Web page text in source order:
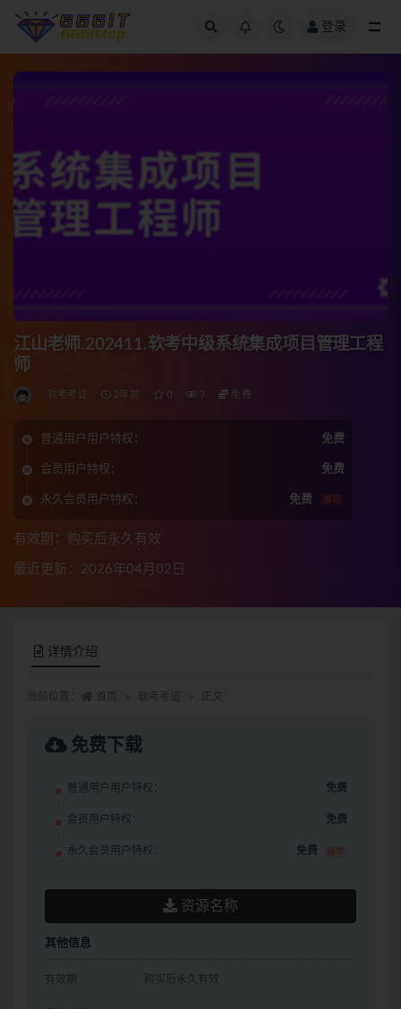
登录
江山老师.202411.软考中级系统集成项目管理工程
师
软考考证 2年前 0 7 免费
普通用户用户特权： 免费
会员用户特权： 免费
永久会员用户特权： 免费 推荐
有效期：购买后永久有效
最近更新：2026年04月02日
详情介绍
免费下载
普通用户用户特权： 免费
会员用户特权： 免费
永久会员用户特权： 免费 推荐
资源名称
其他信息
有效期 购买后永久有效